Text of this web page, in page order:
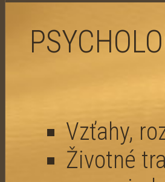
Vzťahy,
Životné